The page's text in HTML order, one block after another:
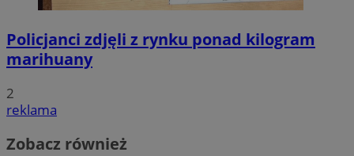
Policjanci zdjęli z rynku ponad kilogram
marihuany
2
reklama
Zobacz również